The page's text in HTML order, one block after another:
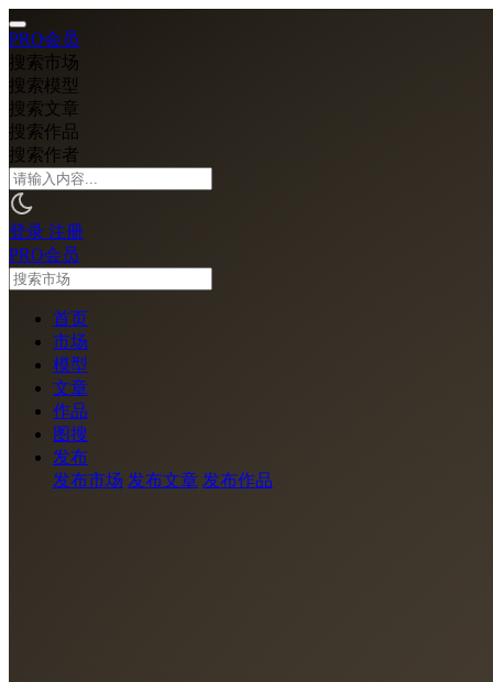
PRO会员
搜索市场
搜索模型
搜索文章
搜索作品
搜索作者
登录 注册
PRO会员
首页
市场
模型
文章
作品
图搜
发布
发布市场 发布文章 发布作品